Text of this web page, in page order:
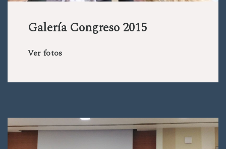
Galería Congreso 2015
Ver fotos